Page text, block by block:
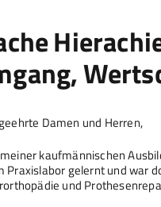
Damen und Herren,
kaufmännischen
Praxislabor gelernt und war
und